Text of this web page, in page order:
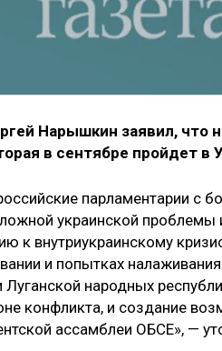
Нарышкин заявил, что
в сентябре пройдет в
парламентарии с
украинской
к внутриукраинскому
и попытках
народных
конфликта, и создание
ассамблеи ОБСЕ», —